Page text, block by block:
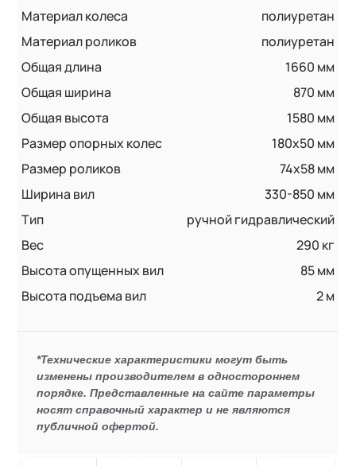
Материал колеса
полиуретан
Материал роликов
полиуретан
Общая длина
1660 мм
Общая ширина
870 мм
Общая высота
1580 мм
Размер опорных колес
180х50 мм
Размер роликов
74x58 мм
Ширина вил
330-850 мм
Тип
ручной гидравлический
Вес
290 кг
Высота опущенных вил
85 мм
Высота подъема вил
2 м
*Технические характеристики могут быть
изменены производителем в одностороннем
порядке. Представленные на сайте параметры
носят справочный характер и не являются
публичной офертой.